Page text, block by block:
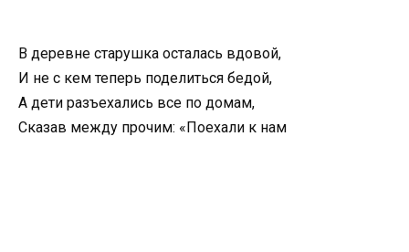
В деревне старушка осталась вдовой,
И не с кем теперь поделиться бедой,
А дети разъехались все по домам,
Сказав между прочим: «Поехали к нам